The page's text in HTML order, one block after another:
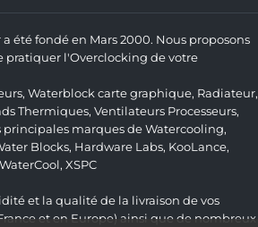
été fondé en Mars 2000. Nous proposons
pratiquer l'Overclocking de votre
, Waterblock carte graphique, Radiateur,
Thermiques, Ventilateurs Processeurs,
marques de Watercooling,
Blocks, Hardware Labs, KooLance,
WaterCool, XSPC
et la qualité de la livraison de vos
et en Europe) ainsi que de nombreux